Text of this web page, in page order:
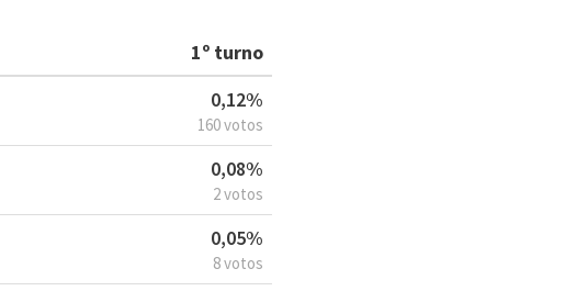
1º turno
0,12%
160 votos
0,08%
2 votos
0,05%
8 votos